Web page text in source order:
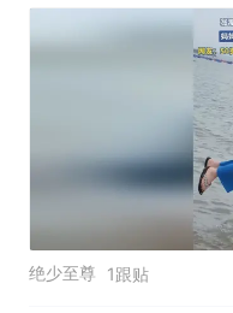
绝少至尊 1跟贴